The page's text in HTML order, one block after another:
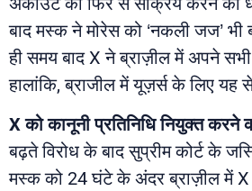
बाद मस्क ने मोरेस को ‘नकली जज’
ही समय बाद X ने ब्राज़ील में अपने
हालांकि, ब्राजील में यूज़र्स के लिए यह
X को कानूनी प्रतिनिधि नियुक्त
बढ़ते विरोध के बाद सुप्रीम कोर्ट के
मस्क को 24 घंटे के अंदर ब्राज़ील में